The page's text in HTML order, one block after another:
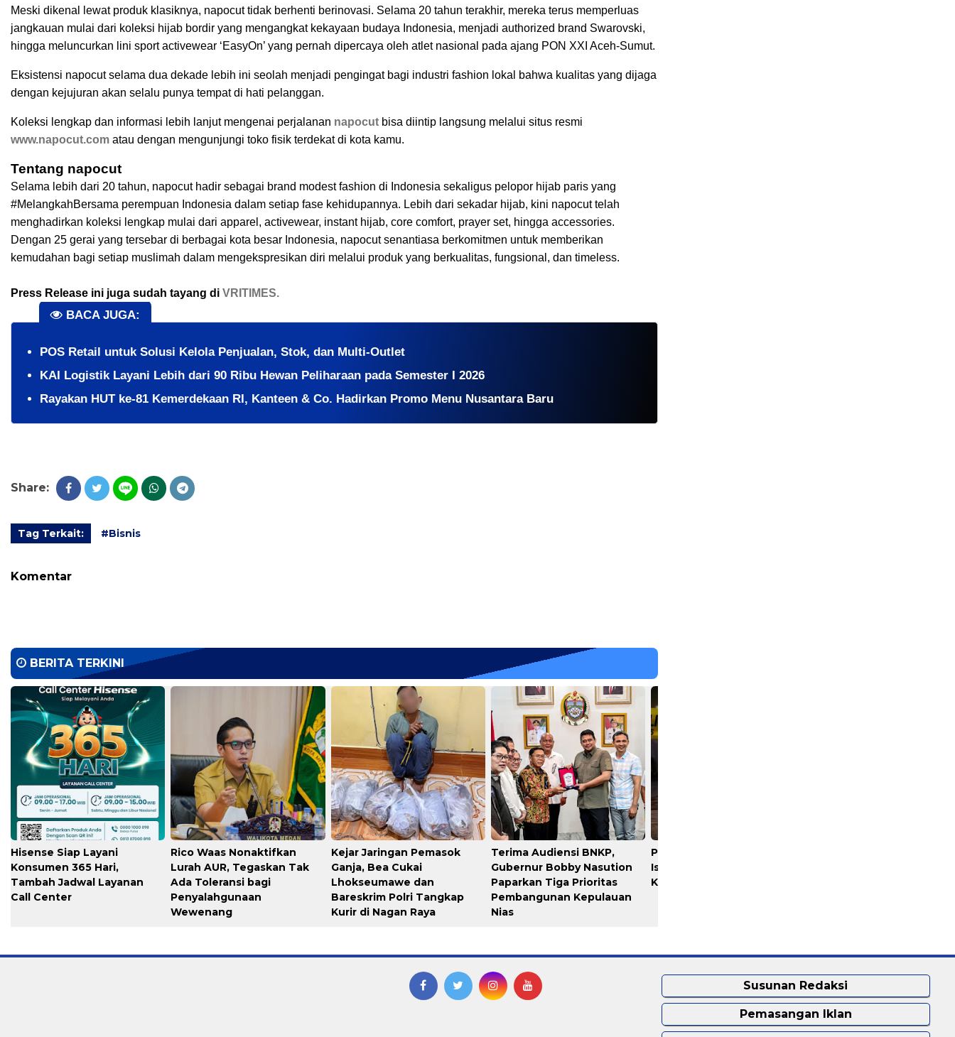
Meski dikenal lewat produk klasiknya, napocut tidak berhenti berinovasi. Selama 20 tahun terakhir, mereka terus memperluas
jangkauan mulai dari koleksi hijab bordir yang mengangkat kekayaan budaya Indonesia, menjadi authorized brand Swarovski,
hingga meluncurkan lini sport activewear ‘EasyOn’ yang pernah dipercaya oleh atlet nasional pada ajang PON XXI Aceh-Sumut.
Eksistensi napocut selama dua dekade lebih ini seolah menjadi pengingat bagi industri fashion lokal bahwa kualitas yang dijaga
dengan kejujuran akan selalu punya tempat di hati pelanggan.
Koleksi lengkap dan informasi lebih lanjut mengenai perjalanan napocut bisa diintip langsung melalui situs resmi
www.napocut.com atau dengan mengunjungi toko fisik terdekat di kota kamu.
Tentang napocut
Selama lebih dari 20 tahun, napocut hadir sebagai brand modest fashion di Indonesia sekaligus pelopor hijab paris yang
#MelangkahBersama perempuan Indonesia dalam setiap fase kehidupannya. Lebih dari sekadar hijab, kini napocut telah
menghadirkan koleksi lengkap mulai dari apparel, activewear, instant hijab, core comfort, prayer set, hingga accessories.
Dengan 25 gerai yang tersebar di berbagai kota besar Indonesia, napocut senantiasa berkomitmen untuk memberikan
kemudahan bagi setiap muslimah dalam mengekspresikan diri melalui produk yang berkualitas, fungsional, dan timeless.
Press Release ini juga sudah tayang di VRITIMES.
BACA JUGA:
POS Retail untuk Solusi Kelola Penjualan, Stok, dan Multi-Outlet
KAI Logistik Layani Lebih dari 90 Ribu Hewan Peliharaan pada Semester I 2026
Rayakan HUT ke-81 Kemerdekaan RI, Kanteen & Co. Hadirkan Promo Menu Nusantara Baru
Share:
Tag Terkait: #Bisnis
Komentar
BERITA TERKINI
Hisense Siap Layani
Konsumen 365 Hari,
Tambah Jadwal Layanan
Call Center
Rico Waas Nonaktifkan
Lurah AUR, Tegaskan Tak
Ada Toleransi bagi
Penyalahgunaan
Wewenang
Kejar Jaringan Pemasok
Ganja, Bea Cukai
Lhokseumawe dan
Bareskrim Polri Tangkap
Kurir di Nagan Raya
Terima Audiensi BNKP,
Gubernur Bobby Nasution
Paparkan Tiga Prioritas
Pembangunan Kepulauan
Nias
Polrestabes Medan Sebut
Istri Polisi Bunuh Diri,
Keluarga Minta Usut Tuntas
Susunan Redaksi
Pemasangan Iklan